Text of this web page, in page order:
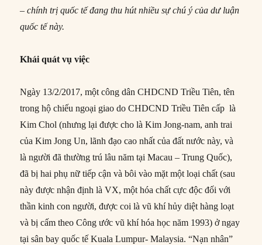
– chính trị quốc tế đang thu hút nhiều sự chú ý của dư luận
quốc tế này.
Khái quát vụ việc
Ngày 13/2/2017, một công dân CHDCND Triều Tiên, tên
trong hộ chiếu ngoại giao do CHDCND Triều Tiên cấp là
Kim Chol (nhưng lại được cho là Kim Jong-nam, anh trai
của Kim Jong Un, lãnh đạo cao nhất của đất nước này, và
là người đã thường trú lâu năm tại Macau – Trung Quốc),
đã bị hai phụ nữ tiếp cận và bôi vào mặt một loại chất (sau
này được nhận định là VX, một hóa chất cực độc đối với
thần kinh con người, được coi là vũ khí hủy diệt hàng loạt
và bị cấm theo Công ước vũ khí hóa học năm 1993) ở ngay
tại sân bay quốc tế Kuala Lumpur- Malaysia. “Nạn nhân”